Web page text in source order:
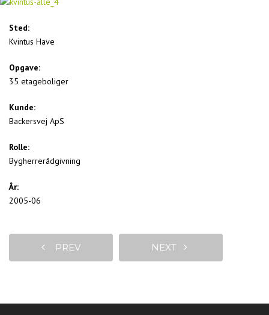
Sted:
Kvintus Have
Opgave:
35 etageboliger
Kunde:
Backersvej ApS
Rolle:
Bygherrerådgivning
År:
2005-06
PREV NEXT